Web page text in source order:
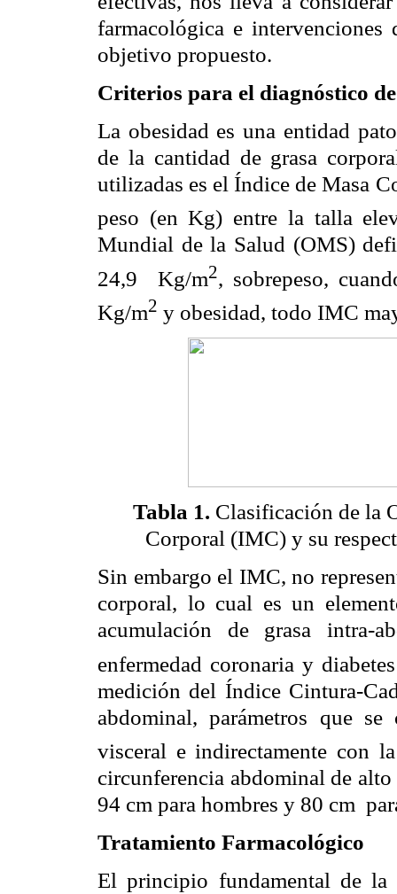
farmacológica e
objetivo propuesto.
Criterios para el diagnóstico
La obesidad es una entidad
de la cantidad de grasa
utilizadas es el Índice de Masa
peso (en Kg) entre la talla
Mundial de la Salud (OMS)
24,9
Kg/m2, sobrepeso,
Kg/m2 y obesidad, todo IMC
Tabla 1. Clasificación de la
Corporal (IMC) y su
Sin embargo el IMC, no
corporal, lo cual es un
acumulación de grasa intra-
enfermedad coronaria y
medición del Índice Cintura-
abdominal, parámetros que
visceral e indirectamente con
circunferencia abdominal de
94 cm para hombres y 80 cm
Tratamiento Farmacológico
El principio fundamental de la